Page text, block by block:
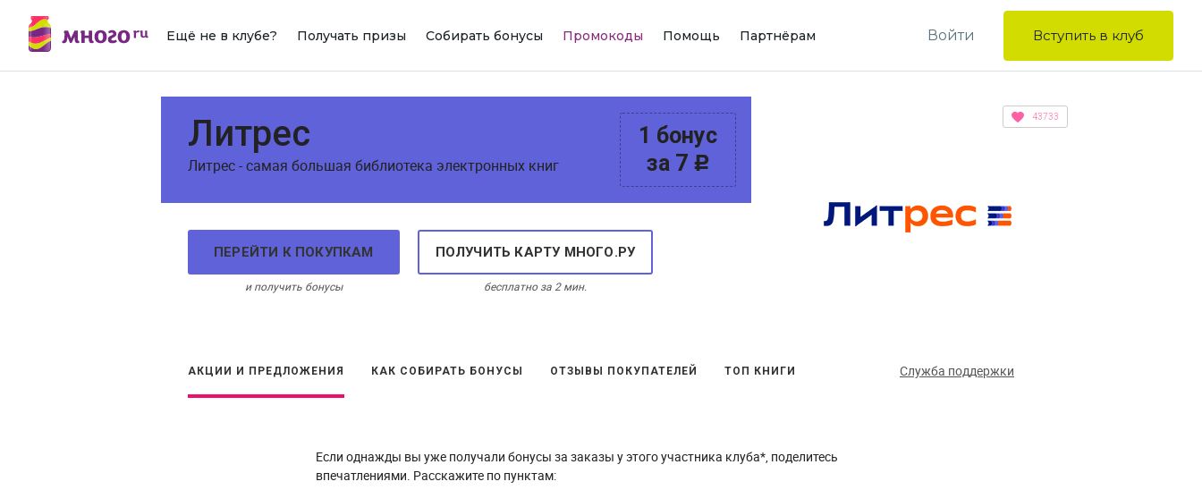
Ещё не в клубе? Получать призы Собирать бонусы Промокоды Помощь Партнёрам Войти Вступить в клуб
1 бонус
за 7 c
Литрес
Литрес - самая большая библиотека электронных книг
ПЕРЕЙТИ К ПОКУПКАМ
и получить бонусы
ПОЛУЧИТЬ КАРТУ МНОГО.РУ
бесплатно за 2 мин.
43733
АКЦИИ И ПРЕДЛОЖЕНИЯ КАК СОБИРАТЬ БОНУСЫ ОТЗЫВЫ ПОКУПАТЕЛЕЙ ТОП КНИГИ Служба поддержки
Если однажды вы уже получали бонусы за заказы у этого участника клуба*, поделитесь
впечатлениями. Расскажите по пунктам: